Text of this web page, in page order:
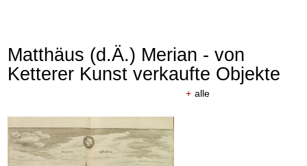
Matthäus (d.Ä.) Merian - von
Ketterer Kunst verkaufte Objekte
+ alle